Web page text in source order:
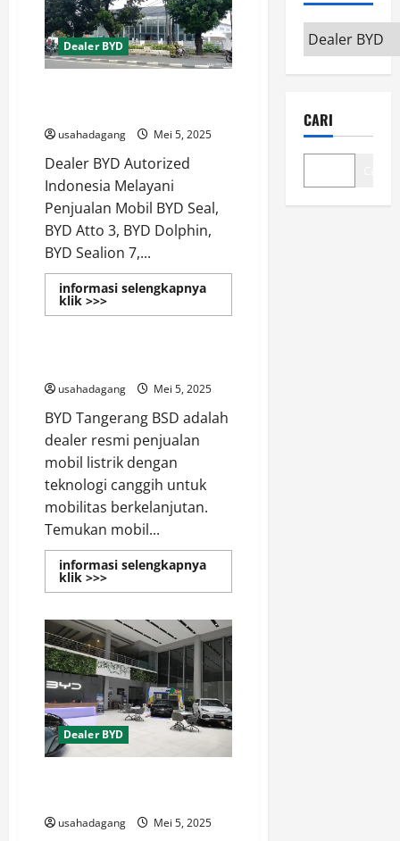
Dealer BYD
usahadagang Mei 5, 2025
Dealer BYD Autorized
Indonesia Melayani
Penjualan Mobil BYD Seal,
BYD Atto 3, BYD Dolphin,
BYD Sealion 7,...
informasi selengkapnya
klik >>>Read
more
Indonesia
Dealer BYD
usahadagang Mei 5, 2025
BYD Tangerang BSD adalah
dealer resmi penjualan
mobil listrik dengan
teknologi canggih untuk
mobilitas berkelanjutan.
Temukan mobil...
informasi selengkapnya
klik >>>Read
more
Tangerang
Official
Website
Dealer BYD
usahadagang Mei 5, 2025
Beli
Produk
&
disini
CARI